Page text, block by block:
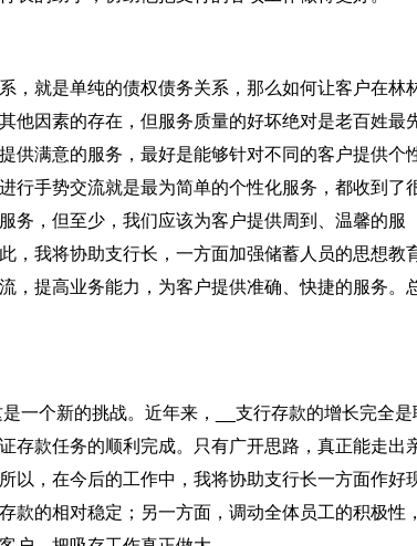
，就是单纯的债权债务关系，那么如何让客户在林
他因素的存在，但服务质量的好坏绝对是老百姓最
供满意的服务，最好是能够针对不同的客户提供个
行手势交流就是最为简单的个性化服务，都收到了
务，但至少，我们应该为客户提供周到、温馨的服
，我将协助支行长，一方面加强储蓄人员的思想教
，提高业务能力，为客户提供准确、快捷的服务。
一个新的挑战。近年来，__支行存款的增长完全是
存款任务的顺利完成。只有广开思路，真正能走出
以，在今后的工作中，我将协助支行长一方面作好
的相对稳定；另一方面，调动全体员工的积极性，